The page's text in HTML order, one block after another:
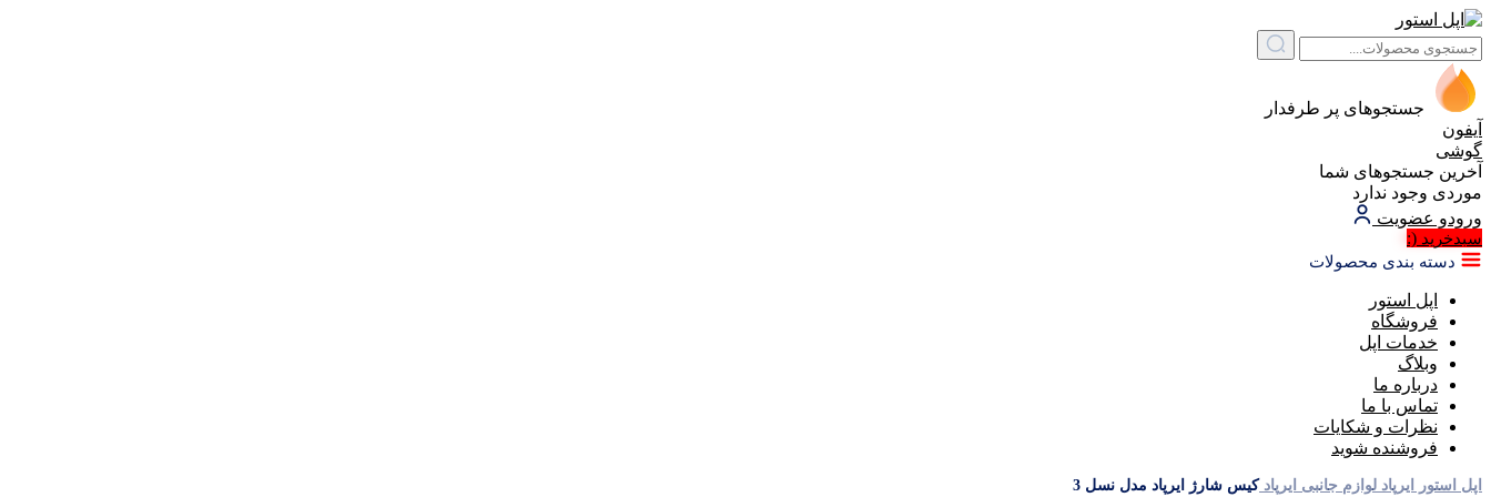
جستجوهای پر طرفدار
آیفون
گوشی
آخرین جستجوهای شما
موردی وجود ندارد
ورودو عضویت
سبد‌خرید (:
دسته بندی محصولات
اپل استور
فروشگاه
خدمات اپل
وبلاگ
درباره ما
تماس با ما
نظرات و شکایات
فروشنده شوید
اپل استور ایرپاد لوازم جانبی ایرپادکیس شارژ ایرپاد مدل نسل 3